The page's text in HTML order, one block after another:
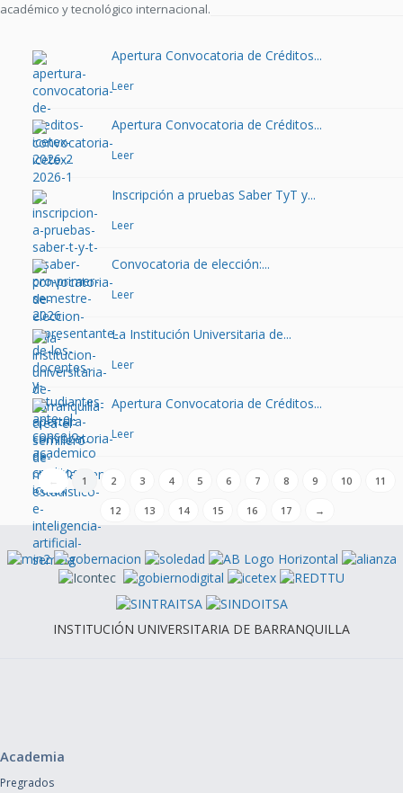
académico y tecnológico internacional.
Apertura Convocatoria de Créditos...
Leer
Apertura Convocatoria de Créditos...
Leer
Inscripción a pruebas Saber TyT y...
Leer
Convocatoria de elección:...
Leer
La Institución Universitaria de...
Leer
Apertura Convocatoria de Créditos...
Leer
← 1 2 3 4 5 6 7 8 9 10 11
12 13 14 15 16 17 →
INSTITUCIÓN UNIVERSITARIA DE BARRANQUILLA
Academia
Pregrados